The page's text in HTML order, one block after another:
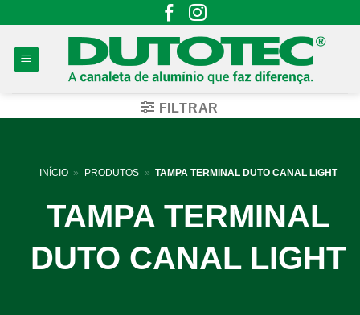
to
content
FILTRAR
INÍCIO » PRODUTOS » TAMPA TERMINAL DUTO CANAL LIGHT
TAMPA TERMINAL
DUTO CANAL LIGHT